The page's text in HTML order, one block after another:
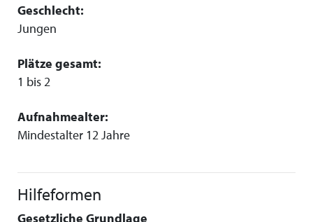
Geschlecht:
Jungen
Plätze gesamt:
1 bis 2
Aufnahmealter:
Mindestalter 12 Jahre
Hilfeformen
Gesetzliche Grundlage